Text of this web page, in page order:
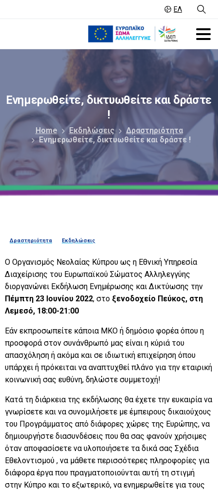
ΕΛ
Ενημερωθείτε,δικτυωθείτεκαι δράστε
!
Home Εκδηλώσεις
Δραστηριότητα
Ενημερωθείτε, δικτυωθείτε και δράστε !
Δραστηριότητα Εκδηλώσεις
Ο Οργανισμός Νεολαίας Κύπρου ως η Εθνική Υπηρεσία
Διαχείρισης του Ευρωπαϊκού Σώματος Αλληλεγγύης
διοργανώνει Εκδήλωση Ενημέρωσης και Δικτύωσης την
Πέμπτη 23 Ιουνίου 2022, στο ξενοδοχείο Πεύκος, στη
Λεμεσό, 18:00-21:00
Εάν εκπροσωπείτε κάποια ΜΚΟ ή δημόσιο φορέα όπου η
προσφορά στον συνάνθρωπό μας είναι η κύριά του
απασχόληση ή ακόμα και σε ιδιωτική επιχείρηση όπου
υπάρχει ή πρόκειται να αναπτυχθεί πλάνο για την εταιρική
κοινωνική σας ευθύνη, δηλώστε συμμετοχή!
Κατά τη διάρκεια της εκδήλωσης θα έχετε την ευκαιρία να
γνωρίσετε και να συνομιλήσετε με έμπειρους δικαιούχους
του Προγράμματος από διάφορες χώρες της Ευρώπης, να
δημιουργήστε διασυνδέσεις που θα σας φανούν χρήσιμες
όταν αποφασίσετε να υλοποιήσετε τα δικά σας Σχέδια
Εθελοντισμού , να μάθετε περισσότερες πληροφορίες για
διάφορα έργα που πραγματοποιούνται αυτή τη στιγμή
στην Κύπρο και το εξωτερικό, να ενημερωθείτε για τους